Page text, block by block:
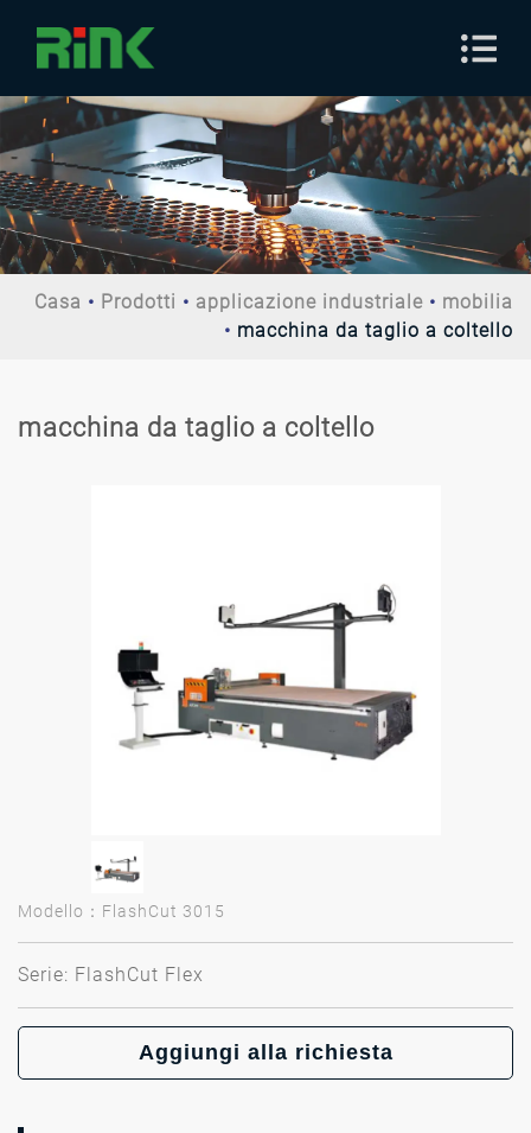
Casa Prodotti applicazione industriale
mobilia
macchina da taglio a coltello
macchina da taglio a coltello
Modello：FlashCut 3015
Serie: FlashCut Flex
Aggiungi alla richiesta